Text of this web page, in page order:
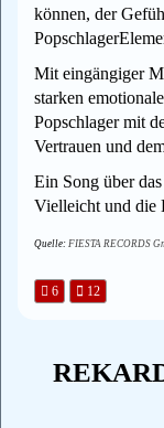
können, der
Mit eingängiger
starken
Popschlager mit
Vertrauen und
Ein Song über
Vielleicht und die
Quelle: FIESTA RECORDS
6 12